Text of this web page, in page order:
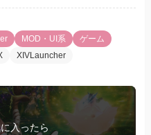
MOD・UI系
ゲーム
XIVLauncher
入ったら